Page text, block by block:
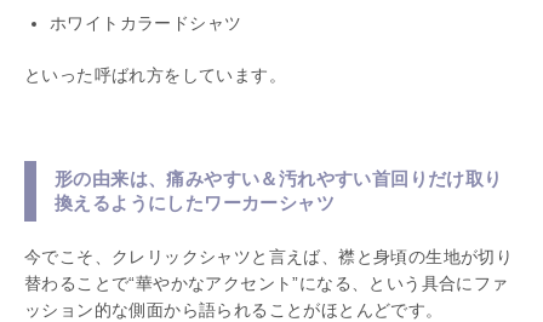
ホワイトカラードシャツ
といった呼ばれ方をしています。
形の由来は、痛みやすい＆汚れやすい首回りだけ取り
換えるようにしたワーカーシャツ
今でこそ、クレリックシャツと言えば、襟と身頃の生地が切り
替わることで“華やかなアクセント”になる、という具合にファ
ッション的な側面から語られることがほとんどです。